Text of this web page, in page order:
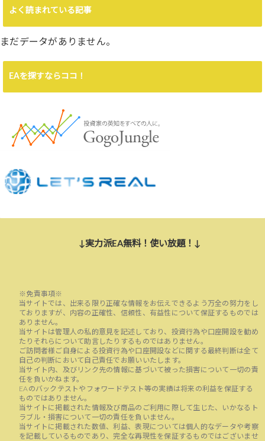
よく読まれている記事
まだデータがありません。
EAを探すならココ！
↓実力派EA無料！使い放題！↓
※免責事項※
当サイトでは、出来る限り正確な情報をお伝えできるよう万全の努力をし
ておりますが、内容の正確性、信頼性、有益性について保証するものでは
ありません。
当サイトは管理人の私的意見を記述しており、投資行為や口座開設を勧め
たりそれらについて助言したりするものではありません。
ご訪問者様ご自身による投資行為や口座開設などに関する最終判断は全て
自己の判断において自己責任でお願いいたします。
当サイト内、及びリンク先の情報に基づいて被った損害について一切の責
任を負いかねます。
EAのバックテストやフォワードテスト等の実績は将来の利益を保証する
ものではありません。
当サイトに掲載された情報及び商品のご利用に際して生じた、いかなるト
ラブル・損害について一切の責任を負いません。
当サイトに掲載された数値、利益、表現については個人的なデータや考察
を記載しているものであり、完全な再現性を保証するものではございませ